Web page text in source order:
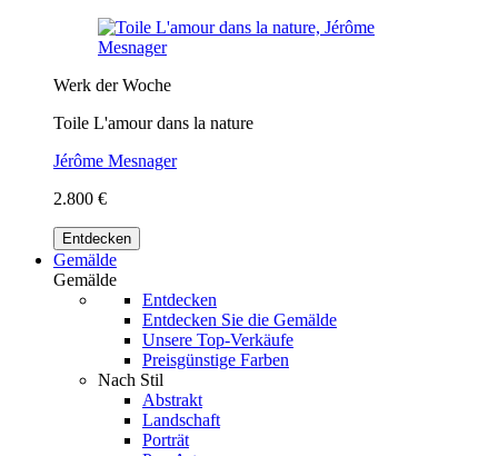
Werk der Woche
Toile L'amour dans la nature
Jérôme Mesnager
2.800 €
Entdecken
Gemälde
Gemälde
Entdecken
Entdecken Sie die Gemälde
Unsere Top-Verkäufe
Preisgünstige Farben
Nach Stil
Abstrakt
Landschaft
Porträt